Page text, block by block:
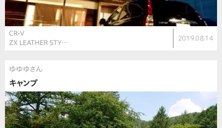
CR-V
ZX LEATHER STY…
2019.08.14
ゆゆゆさん
キャンプ